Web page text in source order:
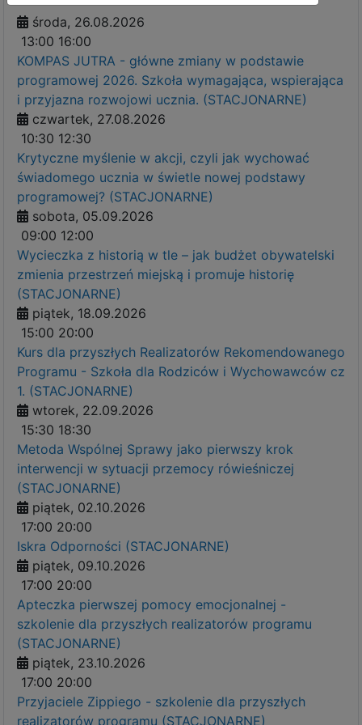
środa, 26.08.2026
13:00 16:00
KOMPAS JUTRA - główne zmiany w podstawie
programowej 2026. Szkoła wymagająca, wspierająca
i przyjazna rozwojowi ucznia. (STACJONARNE)
czwartek, 27.08.2026
10:30 12:30
Krytyczne myślenie w akcji, czyli jak wychować
świadomego ucznia w świetle nowej podstawy
programowej? (STACJONARNE)
sobota, 05.09.2026
09:00 12:00
Wycieczka z historią w tle – jak budżet obywatelski
zmienia przestrzeń miejską i promuje historię
(STACJONARNE)
piątek, 18.09.2026
15:00 20:00
Kurs dla przyszłych Realizatorów Rekomendowanego
Programu - Szkoła dla Rodziców i Wychowawców cz
1. (STACJONARNE)
wtorek, 22.09.2026
15:30 18:30
Metoda Wspólnej Sprawy jako pierwszy krok
interwencji w sytuacji przemocy rówieśniczej
(STACJONARNE)
piątek, 02.10.2026
17:00 20:00
Iskra Odporności (STACJONARNE)
piątek, 09.10.2026
17:00 20:00
Apteczka pierwszej pomocy emocjonalnej -
szkolenie dla przyszłych realizatorów programu
(STACJONARNE)
piątek, 23.10.2026
17:00 20:00
Przyjaciele Zippiego - szkolenie dla przyszłych
realizatorów programu (STACJONARNE)